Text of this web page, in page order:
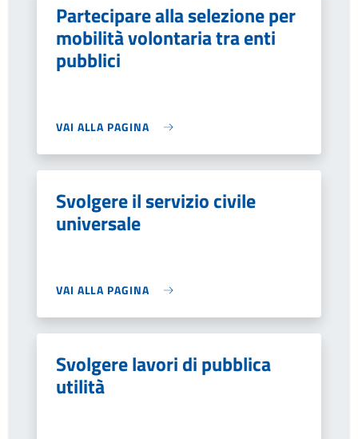
Partecipare alla selezione per
mobilità volontaria tra enti
pubblici
VAI ALLA PAGINA
Svolgere il servizio civile
universale
VAI ALLA PAGINA
Svolgere lavori di pubblica
utilità